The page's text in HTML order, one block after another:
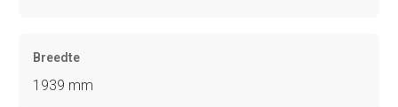
Breedte
1939 mm